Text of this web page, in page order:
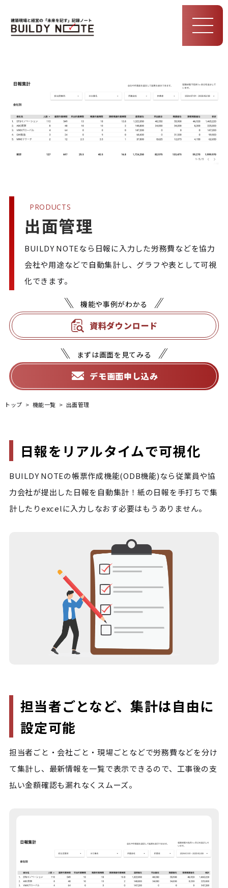
MEN
U
PRODUCTS
出面管理
BUILDY NOTEなら日報に入力した労務費などを協力
会社や用途などで自動集計し、グラフや表として可視
化できます。
機能や事例がわかる
資料ダウンロード
まずは画面を見てみる
デモ画面申し込み
トップ 機能一覧 出面管理
日報をリアルタイムで可視化
BUILDY NOTEの帳票作成機能(ODB機能)なら従業員や協
力会社が提出した日報を自動集計！紙の日報を手打ちで集
計したりexcelに入力しなおす必要はもうありません。
担当者ごとなど、集計は自由に
設定可能
担当者ごと・会社ごと・現場ごとなどで労務費などを分け
て集計し、最新情報を一覧で表示できるので、工事後の支
払い金額確認も漏れなくスムーズ。